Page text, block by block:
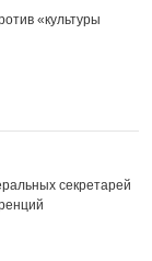
«культуры
секретарей